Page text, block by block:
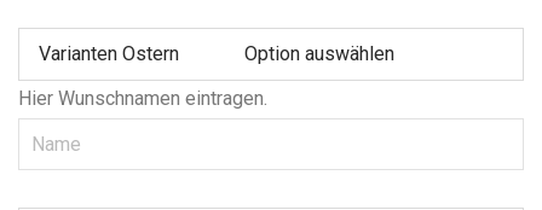
Varianten Ostern
Hier Wunschnamen eintragen.